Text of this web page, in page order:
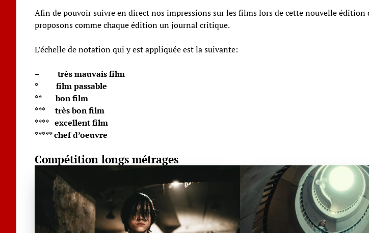
Afin de pouvoir suivre en direct nos impressions sur les films lors de cette nouvelle
proposons comme chaque édition un journal critique.
L’échelle de notation qui y est appliquée est la suivante:
– très mauvais film
* film passable
** bon film
*** très bon film
**** excellent film
***** chef d’oeuvre
Compétition longs métrages